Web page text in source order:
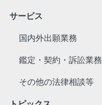
サービス
国内外出願業務
鑑定・契約・訴訟業務
その他の法律相談等